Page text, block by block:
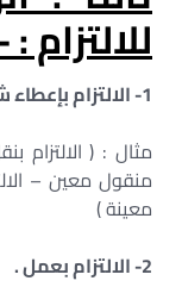
للالتزام
1- الالتزام بإعطاء شيء
مثال : ( الالتزام
منقول معين –
معينة )
2- الالتزام بعمل .